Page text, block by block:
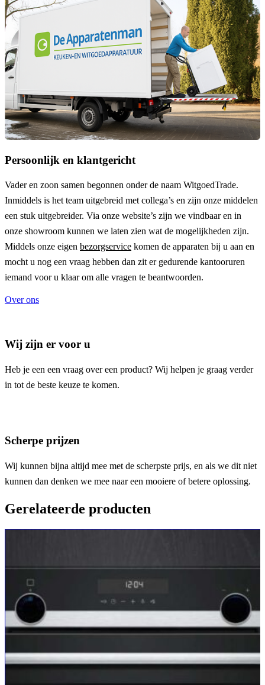
Persoonlijk en klantgericht
Vader en zoon samen begonnen onder de naam WitgoedTrade.
Inmiddels is het team uitgebreid met collega’s en zijn onze middelen
een stuk uitgebreider. Via onze website’s zijn we vindbaar en in
onze showroom kunnen we laten zien wat de mogelijkheden zijn.
Middels onze eigen bezorgservice komen de apparaten bij u aan en
mocht u nog een vraag hebben dan zit er gedurende kantooruren
iemand voor u klaar om alle vragen te beantwoorden.
Over ons
Wij zijn er voor u
Heb je een een vraag over een product? Wij helpen je graag verder
in tot de beste keuze te komen.
Scherpe prijzen
Wij kunnen bijna altijd mee met de scherpste prijs, en als we dit niet
kunnen dan denken we mee naar een mooiere of betere oplossing.
Gerelateerde producten